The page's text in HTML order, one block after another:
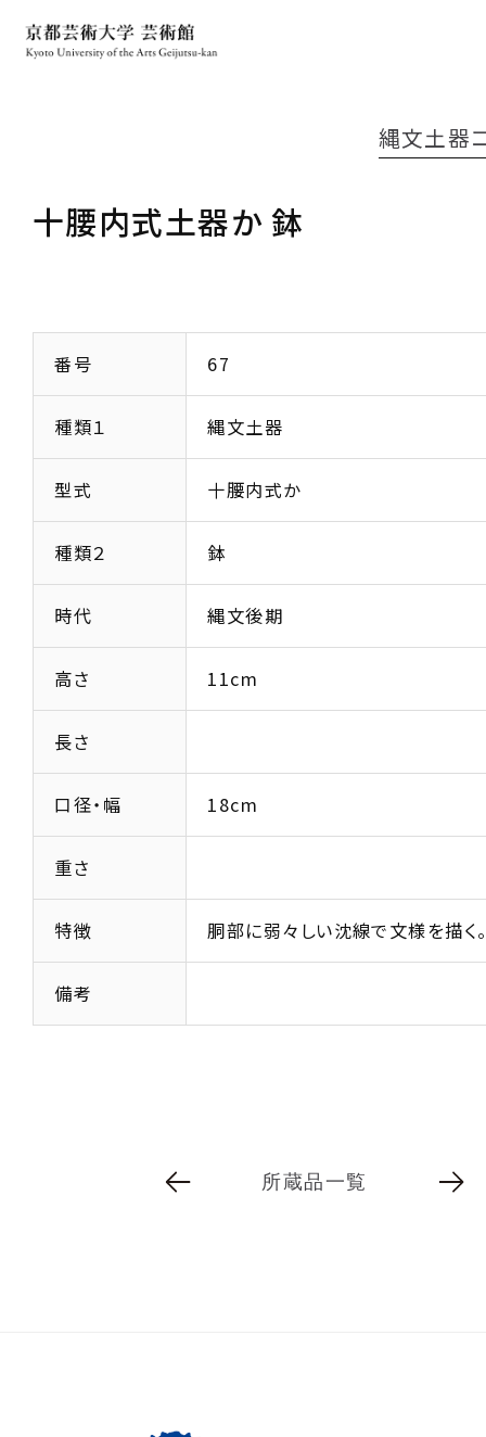
十腰内式土器か 鉢
縄文土器
番号 67
種類１ 縄文土器
型式 十腰内式か
種類２ 鉢
時代 縄文後期
高さ 11cm
長さ
口径・幅 18cm
重さ
特徴 胴部に弱々しい沈線で文様を描く
備考
所蔵品一覧